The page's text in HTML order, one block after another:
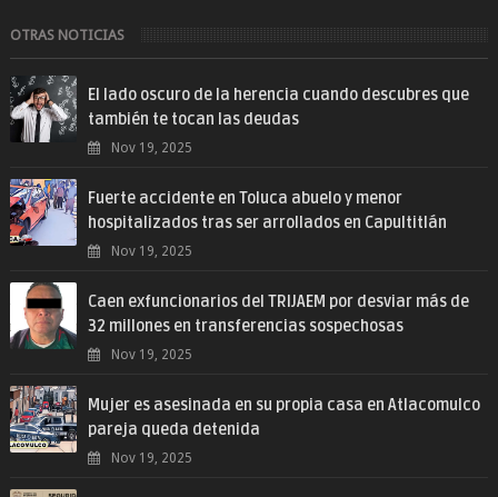
OTRAS NOTICIAS
El lado oscuro de la herencia cuando descubres que
también te tocan las deudas
Nov 19, 2025
Fuerte accidente en Toluca abuelo y menor
hospitalizados tras ser arrollados en Capultitlán
Nov 19, 2025
Caen exfuncionarios del TRIJAEM por desviar más de
32 millones en transferencias sospechosas
Nov 19, 2025
Mujer es asesinada en su propia casa en Atlacomulco
pareja queda detenida
Nov 19, 2025